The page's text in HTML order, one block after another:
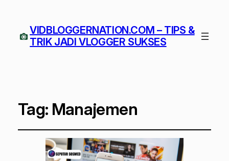
VIDBLOGGERNATION.COM – TIPS &
TRIK JADI VLOGGER SUKSES
Tag: Manajemen